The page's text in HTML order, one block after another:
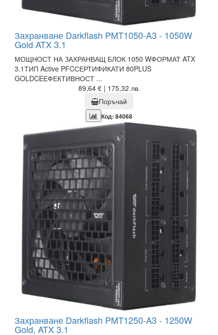
Захранване Darkflash PMT1050-A3 - 1050W
Gold ATX 3.1
МОЩНОСТ НА ЗАХРАНВАЩ БЛОК 1050 WФОРМАТ ATX
3.1ТИП Active PFCСЕРТИФИКАТИ 80PLUS
GOLDCEЕФЕКТИВНОСТ ...
89,64 € | 175,32 лв.
Поръчай
Код: 84068
Захранване Darkflash PMT1250-A3 - 1250W
Gold, ATX 3.1